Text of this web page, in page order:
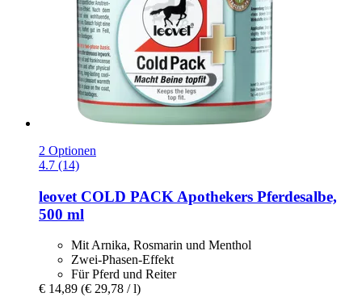
2 Optionen
4.7 (14)
leovet COLD PACK Apothekers Pferdesalbe,
500 ml
Mit Arnika, Rosmarin und Menthol
Zwei-Phasen-Effekt
Für Pferd und Reiter
€ 14,89 (€ 29,78 / l)